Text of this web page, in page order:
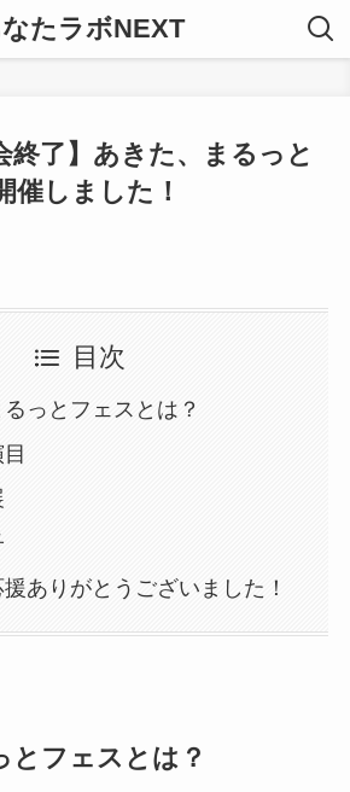
たラボNEXT
終了】あきた、まるっと
催しました！
目次
っとフェスとは？
ありがとうございました！
とフェスとは？